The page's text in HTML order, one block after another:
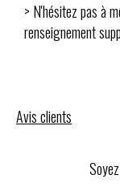
> N'hésitez pas à
renseignement
Avis clients